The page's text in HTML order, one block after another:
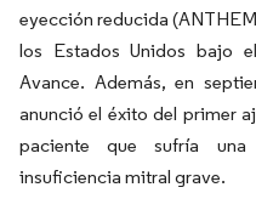
eyección reducida
los Estados Unidos bajo
Avance. Además, en
anunció el éxito del primer
paciente que sufría una
insuficiencia mitral grave.